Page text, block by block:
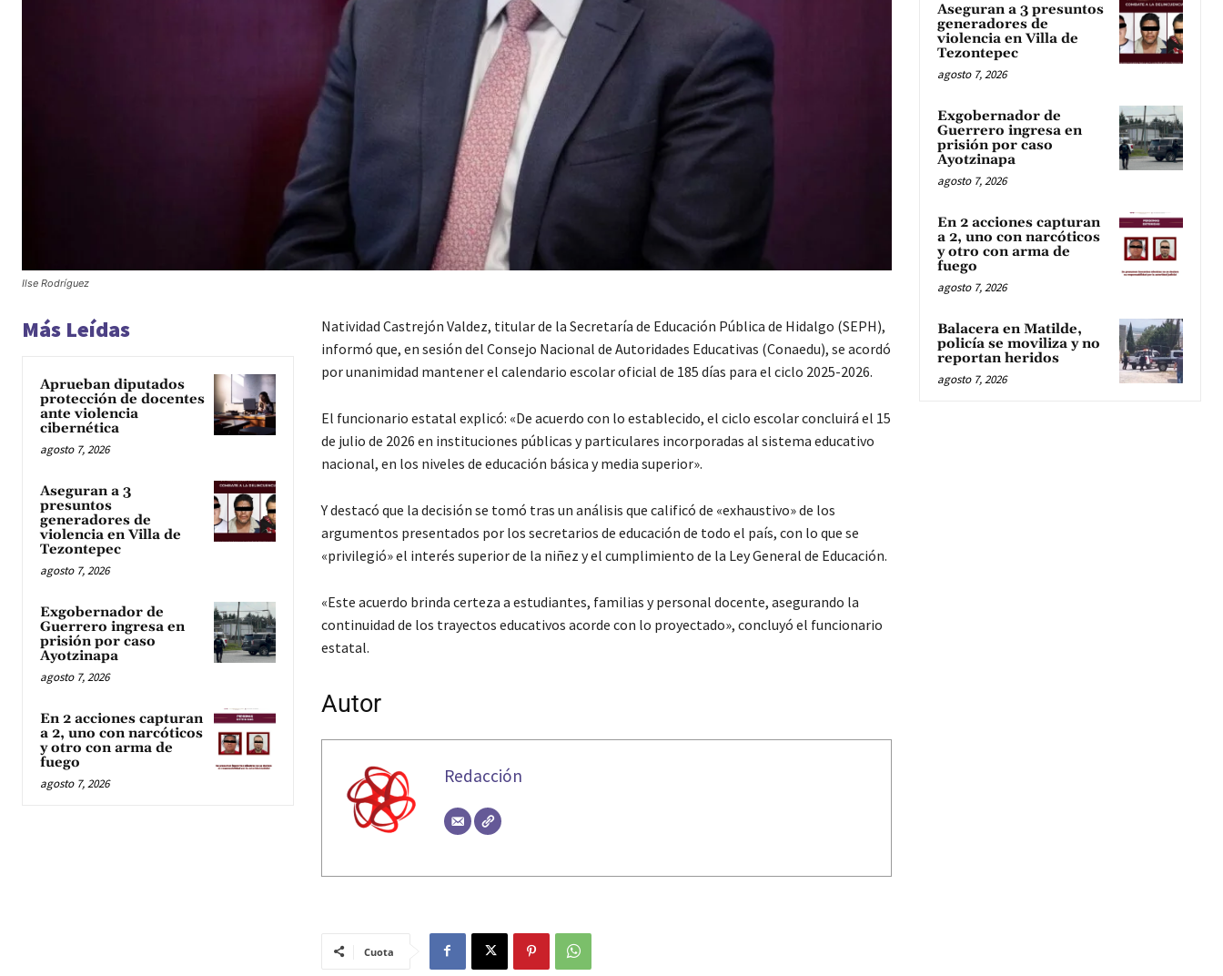
Ilse Rodríguez
Más Leídas
Aprueban diputados
protección de docentes
ante violencia
cibernética
agosto 7, 2026
Aseguran a 3
presuntos
generadores de
violencia en Villa de
Tezontepec
agosto 7, 2026
Exgobernador de
Guerrero ingresa en
prisión por caso
Ayotzinapa
agosto 7, 2026
En 2 acciones capturan
a 2, uno con narcóticos
y otro con arma de
fuego
agosto 7, 2026
Natividad Castrejón Valdez, titular de la Secretaría de Educación Pública de Hidalgo (SEPH),
informó que, en sesión del Consejo Nacional de Autoridades Educativas (Conaedu), se acordó
por unanimidad mantener el calendario escolar oficial de 185 días para el ciclo 2025-2026.
El funcionario estatal explicó: «De acuerdo con lo establecido, el ciclo escolar concluirá el 15
de julio de 2026 en instituciones públicas y particulares incorporadas al sistema educativo
nacional, en los niveles de educación básica y media superior».
Y destacó que la decisión se tomó tras un análisis que calificó de «exhaustivo» de los
argumentos presentados por los secretarios de educación de todo el país, con lo que se
«privilegió» el interés superior de la niñez y el cumplimiento de la Ley General de Educación.
«Este acuerdo brinda certeza a estudiantes, familias y personal docente, asegurando la
continuidad de los trayectos educativos acorde con lo proyectado», concluyó el funcionario
estatal.
Autor
Redacción
Cuota
Aseguran a 3 presuntos
generadores de
violencia en Villa de
Tezontepec
agosto 7, 2026
Exgobernador de
Guerrero ingresa en
prisión por caso
Ayotzinapa
agosto 7, 2026
En 2 acciones capturan
a 2, uno con narcóticos
y otro con arma de
fuego
agosto 7, 2026
Balacera en Matilde,
policía se moviliza y no
reportan heridos
agosto 7, 2026